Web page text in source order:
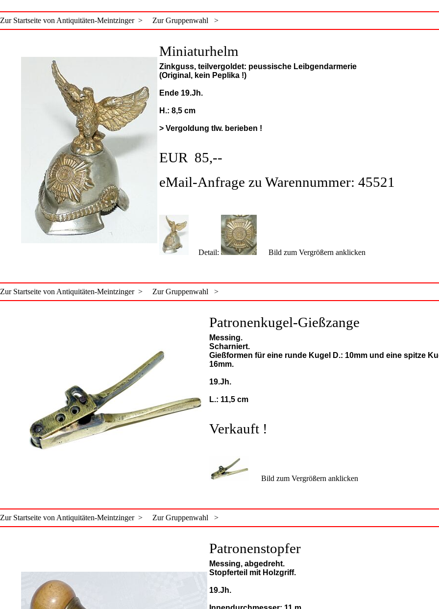
Zur Startseite von Antiquitäten-Meintzinger > Zur Gruppenwahl >
Miniaturhelm
Zinkguss, teilvergoldet: peussische Leibgendarmerie
(Original, kein Peplika !)
Ende 19.Jh.
H.: 8,5 cm
> Vergoldung tlw. berieben !
EUR 85,--
eMail-Anfrage zu Warennummer: 45521
Detail: Bild zum Vergrößern anklicken
Zur Startseite von Antiquitäten-Meintzinger > Zur Gruppenwahl >
Patronenkugel-Gießzange
Messing.
Scharniert.
Gießformen für eine runde Kugel D.: 10mm und eine spitze
16mm.
19.Jh.
L.: 11,5 cm
Verkauft !
Bild zum Vergrößern anklicken
Zur Startseite von Antiquitäten-Meintzinger > Zur Gruppenwahl >
Patronenstopfer
Messing, abgedreht.
Stopferteil mit Holzgriff.
19.Jh.